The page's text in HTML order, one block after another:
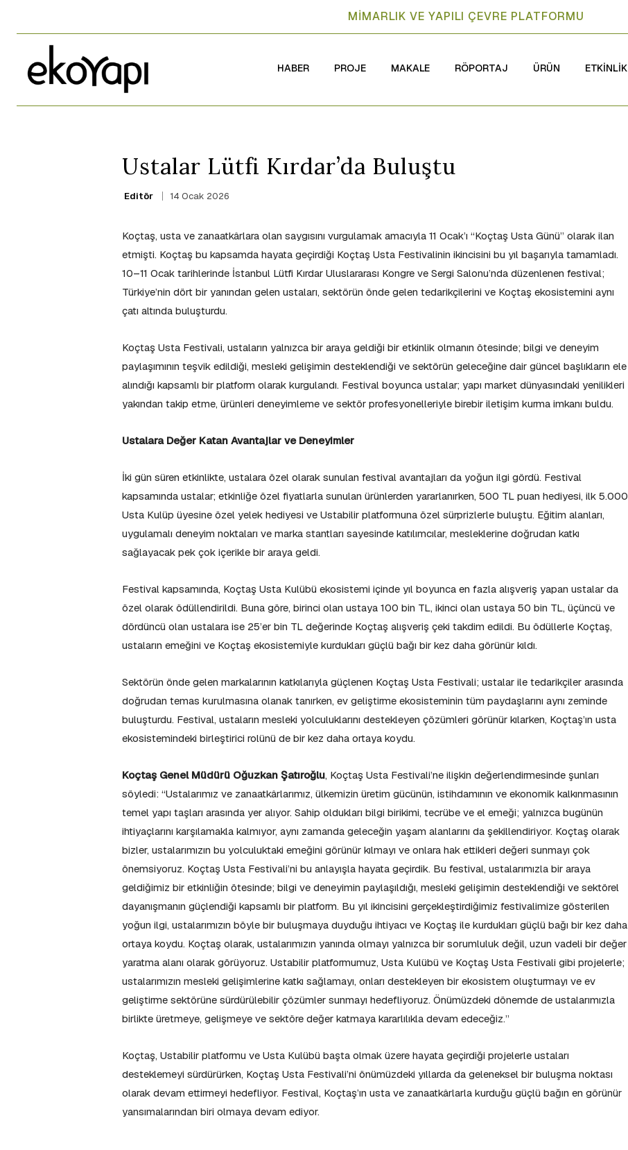
MİMARLIK VE YAPILI ÇEVRE PLATFORMU
HABER PROJE MAKALE RÖPORTAJ ÜRÜN ETKİNLİK
Ustalar Lütfi Kırdar’da Buluştu
Editör 14 Ocak 2026
Koçtaş, usta ve zanaatkârlara olan saygısını vurgulamak amacıyla 11 Ocak’ı “Koçtaş Usta Günü” olarak ilan
etmişti. Koçtaş bu kapsamda hayata geçirdiği Koçtaş Usta Festivalinin ikincisini bu yıl başarıyla tamamladı.
10–11 Ocak tarihlerinde İstanbul Lütfi Kırdar Uluslararası Kongre ve Sergi Salonu’nda düzenlenen festival;
Türkiye’nin dört bir yanından gelen ustaları, sektörün önde gelen tedarikçilerini ve Koçtaş ekosistemini aynı
çatı altında buluşturdu.
Koçtaş Usta Festivali, ustaların yalnızca bir araya geldiği bir etkinlik olmanın ötesinde; bilgi ve deneyim
paylaşımının teşvik edildiği, mesleki gelişimin desteklendiği ve sektörün geleceğine dair güncel başlıkların ele
alındığı kapsamlı bir platform olarak kurgulandı. Festival boyunca ustalar; yapı market dünyasındaki yenilikleri
yakından takip etme, ürünleri deneyimleme ve sektör profesyonelleriyle birebir iletişim kurma imkanı buldu.
Ustalara Değer Katan Avantajlar ve Deneyimler
İki gün süren etkinlikte, ustalara özel olarak sunulan festival avantajları da yoğun ilgi gördü. Festival
kapsamında ustalar; etkinliğe özel fiyatlarla sunulan ürünlerden yararlanırken, 500 TL puan hediyesi, ilk 5.000
Usta Kulüp üyesine özel yelek hediyesi ve Ustabilir platformuna özel sürprizlerle buluştu. Eğitim alanları,
uygulamalı deneyim noktaları ve marka stantları sayesinde katılımcılar, mesleklerine doğrudan katkı
sağlayacak pek çok içerikle bir araya geldi.
Festival kapsamında, Koçtaş Usta Kulübü ekosistemi içinde yıl boyunca en fazla alışveriş yapan ustalar da
özel olarak ödüllendirildi. Buna göre, birinci olan ustaya 100 bin TL, ikinci olan ustaya 50 bin TL, üçüncü ve
dördüncü olan ustalara ise 25’er bin TL değerinde Koçtaş alışveriş çeki takdim edildi. Bu ödüllerle Koçtaş,
ustaların emeğini ve Koçtaş ekosistemiyle kurdukları güçlü bağı bir kez daha görünür kıldı.
Sektörün önde gelen markalarının katkılarıyla güçlenen Koçtaş Usta Festivali; ustalar ile tedarikçiler arasında
doğrudan temas kurulmasına olanak tanırken, ev geliştirme ekosisteminin tüm paydaşlarını aynı zeminde
buluşturdu. Festival, ustaların mesleki yolculuklarını destekleyen çözümleri görünür kılarken, Koçtaş’ın usta
ekosistemindeki birleştirici rolünü de bir kez daha ortaya koydu.
Koçtaş Genel Müdürü Oğuzkan Şatıroğlu, Koçtaş Usta Festivali’ne ilişkin değerlendirmesinde şunları
söyledi: “Ustalarımız ve zanaatkârlarımız, ülkemizin üretim gücünün, istihdamının ve ekonomik kalkınmasının
temel yapı taşları arasında yer alıyor. Sahip oldukları bilgi birikimi, tecrübe ve el emeği; yalnızca bugünün
ihtiyaçlarını karşılamakla kalmıyor, aynı zamanda geleceğin yaşam alanlarını da şekillendiriyor. Koçtaş olarak
bizler, ustalarımızın bu yolculuktaki emeğini görünür kılmayı ve onlara hak ettikleri değeri sunmayı çok
önemsiyoruz. Koçtaş Usta Festivali’ni bu anlayışla hayata geçirdik. Bu festival, ustalarımızla bir araya
geldiğimiz bir etkinliğin ötesinde; bilgi ve deneyimin paylaşıldığı, mesleki gelişimin desteklendiği ve sektörel
dayanışmanın güçlendiği kapsamlı bir platform. Bu yıl ikincisini gerçekleştirdiğimiz festivalimize gösterilen
yoğun ilgi, ustalarımızın böyle bir buluşmaya duyduğu ihtiyacı ve Koçtaş ile kurdukları güçlü bağı bir kez daha
ortaya koydu. Koçtaş olarak, ustalarımızın yanında olmayı yalnızca bir sorumluluk değil, uzun vadeli bir değer
yaratma alanı olarak görüyoruz. Ustabilir platformumuz, Usta Kulübü ve Koçtaş Usta Festivali gibi projelerle;
ustalarımızın mesleki gelişimlerine katkı sağlamayı, onları destekleyen bir ekosistem oluşturmayı ve ev
geliştirme sektörüne sürdürülebilir çözümler sunmayı hedefliyoruz. Önümüzdeki dönemde de ustalarımızla
birlikte üretmeye, gelişmeye ve sektöre değer katmaya kararlılıkla devam edeceğiz.”
Koçtaş, Ustabilir platformu ve Usta Kulübü başta olmak üzere hayata geçirdiği projelerle ustaları
desteklemeyi sürdürürken, Koçtaş Usta Festivali’ni önümüzdeki yıllarda da geleneksel bir buluşma noktası
olarak devam ettirmeyi hedefliyor. Festival, Koçtaş’ın usta ve zanaatkârlarla kurduğu güçlü bağın en görünür
yansımalarından biri olmaya devam ediyor.